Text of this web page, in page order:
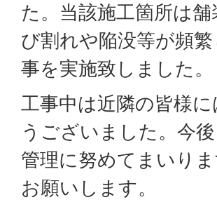
た。当該施工箇所は
び割れや陥没等が頻
事を実施致しました。
工事中は近隣の皆様
うございました。今
管理に努めてまいり
お願いします。